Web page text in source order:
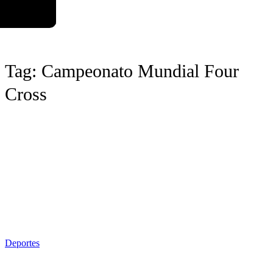
Tag: Campeonato Mundial Four
Cross
Deportes